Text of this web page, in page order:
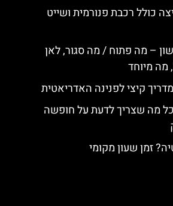
כולל רכבת פנורמית ושייט
– מה פתוח / מה סגור, לאן
מה מיוחד
קיצי לפנינה האדריאטית
כל מה שצריך לדעת על חופשה
זמן שעון מקומי